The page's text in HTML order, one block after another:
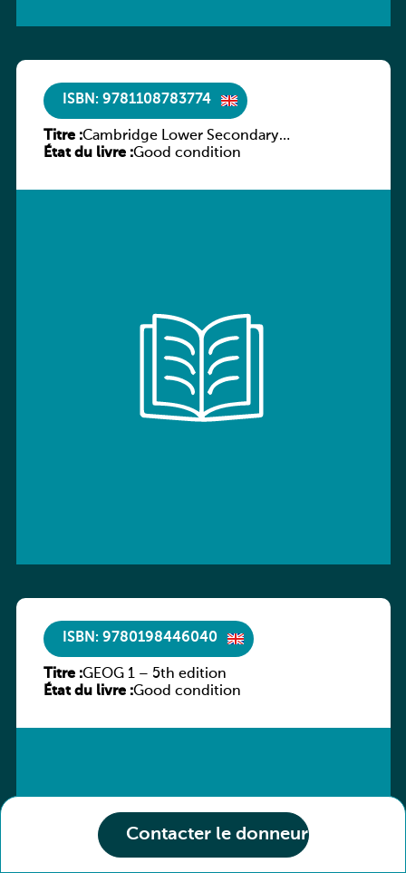
Contacter le donneur
ISBN: 9781108783774
Titre :Cambridge Lower Secondary
Mathematics Learner’s Book 9
État du livre :Good condition
ISBN: 9780198446040
Titre :GEOG 1 – 5th edition
État du livre :Good condition